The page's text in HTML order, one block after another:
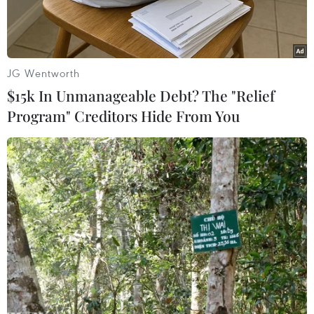
và Huân chương Hoàng gia Sahametrei của
Campuchia.
Ông Latanaphayvanh Dai, Bí thư thứ nhất nước Cộng hòa Dân
chủ Nhân dân Lào tại Việt Nam, trao Huân chương Hữu nghị
cho Trường Cao đẳng Thái Nguyên. (Ảnh: Quân Trang/TTXVN)
JG Wentworth
$15k In Unmanageable Debt? The "Relief
Program" Creditors Hide From You